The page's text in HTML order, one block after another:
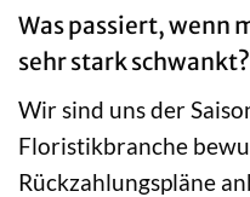
Was passiert, wenn
sehr stark schwankt?
Wir sind uns der
Floristikbranche
Rückzahlungspläne